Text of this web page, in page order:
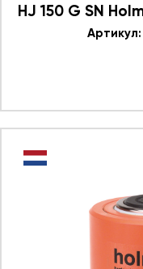
HJ 150 G SN